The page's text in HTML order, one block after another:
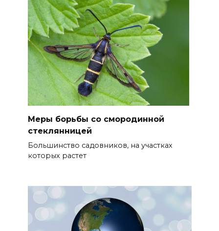
Меры борьбы со смородинной
стеклянницей
Большинство садовников, на участках
которых растет